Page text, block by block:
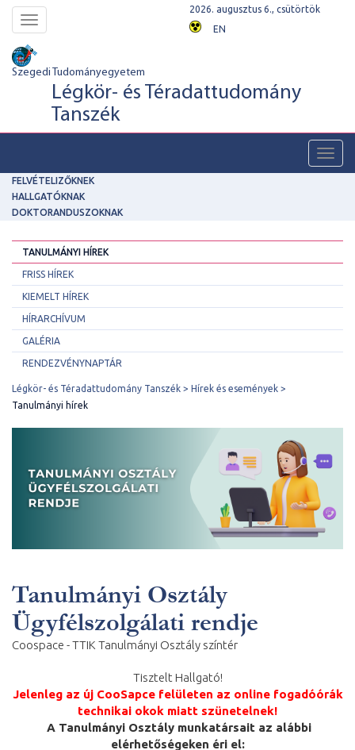
Toggle
navigation
2026. augusztus 6., csütörtök
EN
Szegedi Tudományegyetem
Légkör- és Téradattudomány
Tanszék
FELVÉTELIZŐKNEK
HALLGATÓKNAK
DOKTORANDUSZOKNAK
TANULMÁNYI HÍREK
FRISS HÍREK
KIEMELT HÍREK
HÍRARCHÍVUM
GALÉRIA
RENDEZVÉNYNAPTÁR
Légkör- és Téradattudomány Tanszék
Hírek és események
Tanulmányi hírek
Tanulmányi Osztály
Ügyfélszolgálati rendje
Coospace - TTIK Tanulmányi Osztály színtér
Tisztelt Hallgató!
Jelenleg az új CooSapce felületen az online fogadóórák
technikai okok miatt szünetelnek!
A Tanulmányi Osztály munkatársait az alábbi
elérhetőségeken éri el: